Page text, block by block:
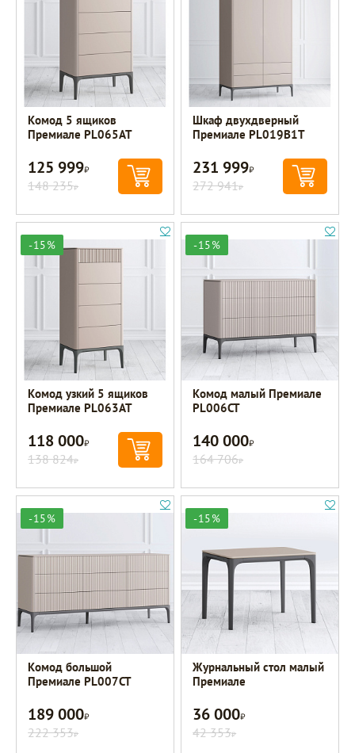
Комод 5 ящиков
Премиале PL065AT
125 999Р
148 235Р
Шкаф двухдверный
Премиале PL019B1T
231 999Р
272 941Р
-15%
Комод узкий 5 ящиков
Премиале PL063AT
118 000Р
138 824Р
-15%
Комод малый Премиале
PL006CT
140 000Р
164 706Р
-15%
Комод большой
Премиале PL007CT
189 000Р
222 353Р
-15%
Журнальный стол малый
Премиале
36 000Р
42 353Р